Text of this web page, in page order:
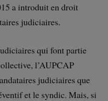
a introduit en droit
judiciaires.
qui font partie
l’AUPCAP
judiciaires que
et le syndic. Mais, si